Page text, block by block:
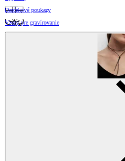
Darčekové poukazy
Vzory pre gravírovanie